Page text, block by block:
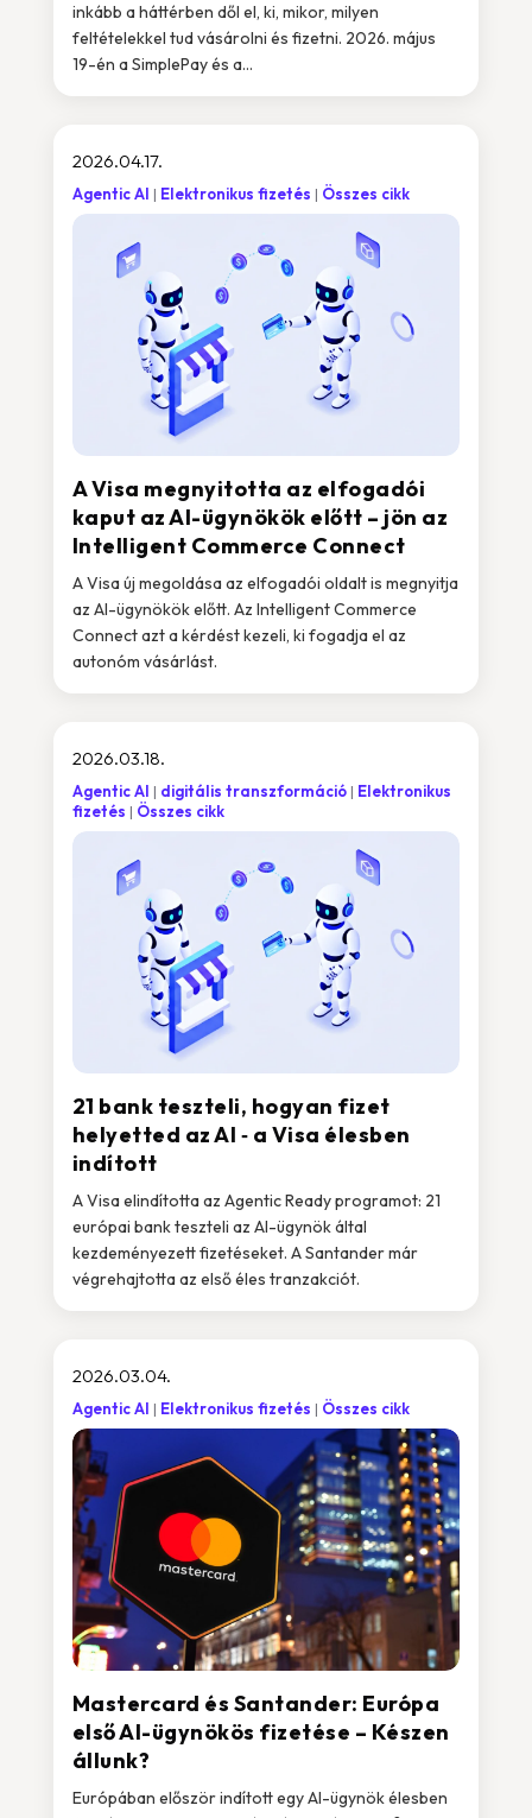
inkább a háttérben dől el, ki, mikor, milyen
feltételekkel tud vásárolni és fizetni. 2026. május
19-én a SimplePay és a...
A Visa megnyitotta az elfogadói
kaput az AI-ügynökök előtt – jön az
Intelligent Commerce Connect
2026.04.17.
Agentic AI Elektronikus fizetés Összes cikk
A Visa új megoldása az elfogadói oldalt is megnyitja
az AI-ügynökök előtt. Az Intelligent Commerce
Connect azt a kérdést kezeli, ki fogadja el az
autonóm vásárlást.
21 bank teszteli, hogyan fizet
helyetted az AI ‑ a Visa élesben
indított
2026.03.18.
Agentic AI digitális transzformáció
Elektronikus
fizetés
Összes cikk
A Visa elindította az Agentic Ready programot: 21
európai bank teszteli az AI-ügynök által
kezdeményezett fizetéseket. A Santander már
végrehajtotta az első éles tranzakciót.
Mastercard és Santander: Európa
első AI-ügynökös fizetése – Készen
állunk?
2026.03.04.
Agentic AI Elektronikus fizetés Összes cikk
Európában először indított egy AI-ügynök élesben